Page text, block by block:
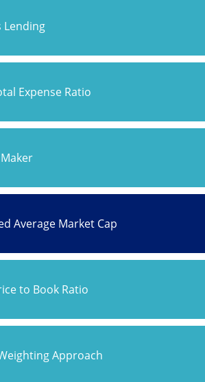
Lending
Expense Ratio
Average Market Cap
to Book Ratio
Approach